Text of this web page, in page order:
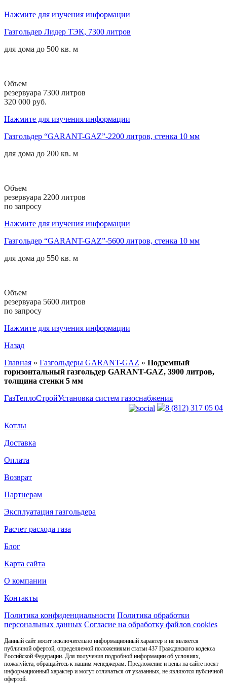
Нажмите для изучения информации
Газгольдер Лидер ТЭК, 7300 литров
для дома до 500 кв. м
Объем
резервуара 7300 литров
320 000 руб.
Нажмите для изучения информации
Газгольдер “GARANT-GAZ”-2200 литров, стенка 10 мм
для дома до 200 кв. м
Объем
резервуара 2200 литров
по запросу
Нажмите для изучения информации
Газгольдер “GARANT-GAZ”-5600 литров, стенка 10 мм
для дома до 550 кв. м
Объем
резервуара 5600 литров
по запросу
Нажмите для изучения информации
Назад
Главная » Газгольдеры GARANT-GAZ » Подземный
горизонтальный газгольдер GARANT-GAZ, 3900 литров,
толщина стенки 5 мм
ГазТеплоСтройУстановка систем газоснабжения
8 (812) 317 05 04
Котлы
Доставка
Оплата
Возврат
Партнерам
Эксплуатация газгольдера
Расчет расхода газа
Блог
Карта сайта
О компании
Контакты
Политика конфиденциальности Политика обработки
персональных данных Согласие на обработку файлов cookies
Данный сайт носит исключительно информационный характер и не является
публичной офертой, определяемой положениями статьи 437 Гражданского кодекса
Российской Федерации. Для получения подробной информации об условиях,
пожалуйста, обращайтесь к нашим менеджерам. Предложение и цены на сайте носят
информационный характер и могут отличаться от указанных, не являются публичной
офертой.